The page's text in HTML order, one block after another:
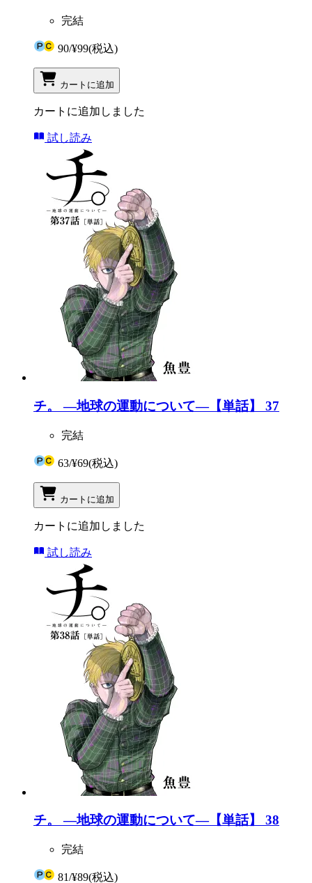
完結
90/¥99(税込)
カートに追加
カートに追加しました
試し読み
チ。 ―地球の運動について―【単話】 37
完結
63/¥69(税込)
カートに追加
カートに追加しました
試し読み
チ。 ―地球の運動について―【単話】 38
完結
81/¥89(税込)